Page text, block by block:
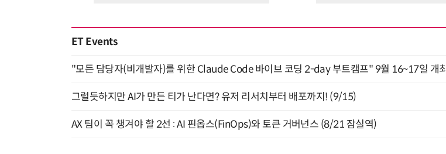
ET Events
"모든 담당자(비개발자)를 위한 Claude Code 바이브 코딩 2-day 부트캠프" 9월 16~17일 개최
그럴듯하지만 AI가 만든 티가 난다면? 유저 리서치부터 배포까지! (9/15)
AX 팀이 꼭 챙겨야 할 2선 : AI 핀옵스(FinOps)와 토큰 거버넌스 (8/21 잠실역)